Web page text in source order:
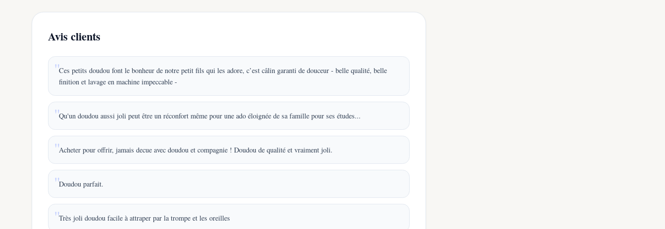
Avis clients
Ces petits doudou font le bonheur de notre petit fils qui les adore, c’est câlin garanti de douceur - belle qualité, belle
finition et lavage en machine impeccable -
Qu'un doudou aussi joli peut être un réconfort même pour une ado éloignée de sa famille pour ses études...
Acheter pour offrir, jamais decue avec doudou et compagnie ! Doudou de qualité et vraiment joli.
Doudou parfait.
Très joli doudou facile à attraper par la trompe et les oreilles